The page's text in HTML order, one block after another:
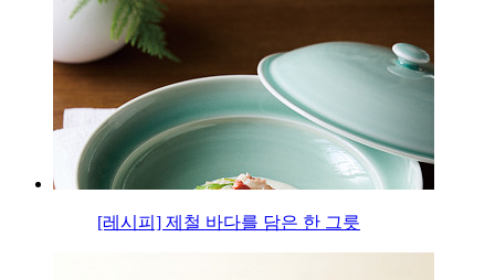
[레시피] 제철 바다를 담은 한 그릇